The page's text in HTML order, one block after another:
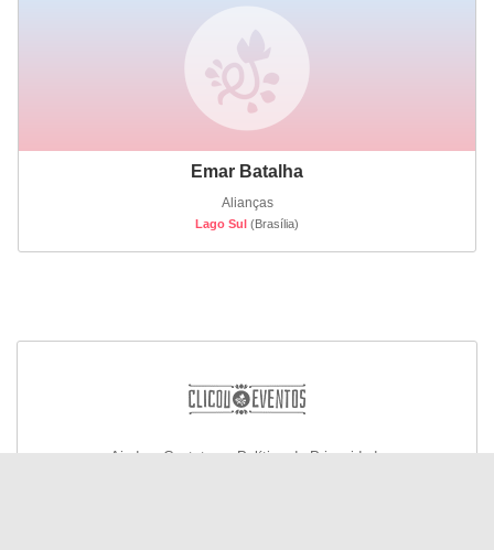
Emar Batalha
Alianças
Lago Sul (Brasília)
Ajuda e Contato Política de Privacidade